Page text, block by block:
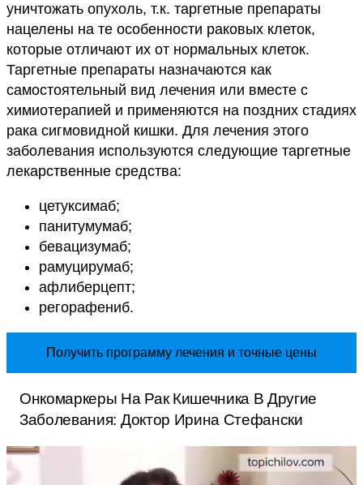
уничтожать опухоль, т.к. таргетные препараты
нацелены на те особенности раковых клеток,
которые отличают их от нормальных клеток.
Таргетные препараты назначаются как
самостоятельный вид лечения или вместе с
химиотерапией и применяются на поздних стадиях
рака сигмовидной кишки. Для лечения этого
заболевания используются следующие таргетные
лекарственные средства:
цетуксимаб;
панитумумаб;
бевацизумаб;
рамуцирумаб;
афлиберцепт;
регорафениб.
Получить программу лечения и точные цены
Онкомаркеры На Рак Кишечника В Другие
Заболевания: Доктор Ирина Стефански